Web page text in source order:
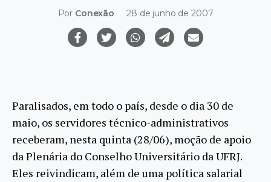
Por Conexão 28 de junho de 2007
Paralisados, em todo o país, desde o dia 30 de
maio, os servidores técnico-administrativos
receberam, nesta quinta (28/06), moção de apoio
da Plenária do Conselho Universitário da UFRJ.
Eles reivindicam, além de uma política salarial